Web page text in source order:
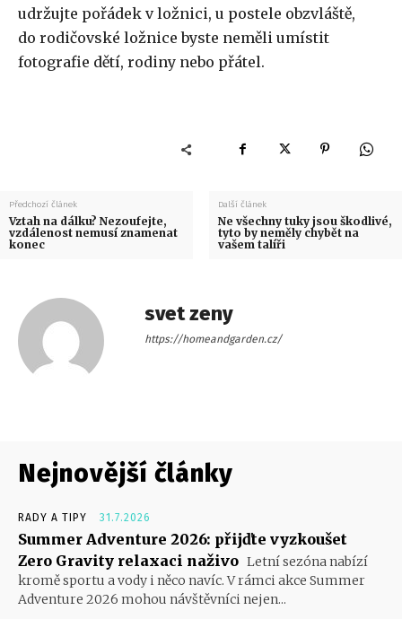
udržujte pořádek v ložnici, u postele obzvláště,
do rodičovské ložnice byste neměli umístit
fotografie dětí, rodiny nebo přátel.
Předchozí článek
Vztah na dálku? Nezoufejte,
vzdálenost nemusí znamenat
konec
Další článek
Ne všechny tuky jsou škodlivé,
tyto by neměly chybět na
vašem talíři
svet zeny
https://homeandgarden.cz/
Nejnovější články
RADY A TIPY 31.7.2026
Summer Adventure 2026: přijďte vyzkoušet
Zero Gravity relaxaci naživo Letní sezóna nabízí
kromě sportu a vody i něco navíc. V rámci akce Summer
Adventure 2026 mohou návštěvníci nejen...